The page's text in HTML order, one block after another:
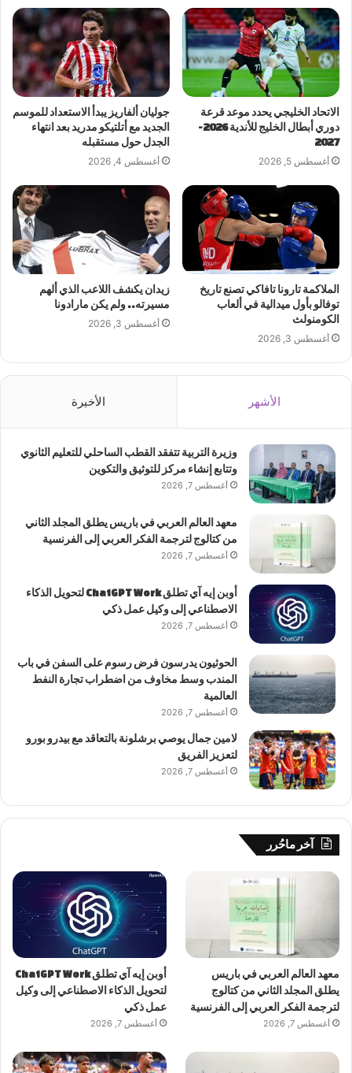
الاتحاد الخليجي يحدد موعد قرعة
دوري أبطال الخليج للأندية 2026-
2027
أغسطس 5, 2026
جوليان ألفاريز يبدأ الاستعداد للموسم
الجديد مع أتلتيكو مدريد بعد انتهاء
الجدل حول مستقبله
أغسطس 4, 2026
الملاكمة تارونا تافاكي تصنع تاريخ
توفالو بأول ميدالية في ألعاب
الكومنولث
أغسطس 3, 2026
زيدان يكشف اللاعب الذي ألهم
مسيرته.. ولم يكن مارادونا
أغسطس 3, 2026
الأشهر الأخيرة
وزيرة التربية تتفقد القطب الساحلي للتعليم الثانوي
وتتابع إنشاء مركز للتوثيق والتكوين
أغسطس 7, 2026
معهد العالم العربي في باريس يطلق المجلد الثاني
من كتالوج لترجمة الفكر العربي إلى الفرنسية
أغسطس 7, 2026
أوبن إيه آي تطلق ChatGPT Work لتحويل الذكاء
الاصطناعي إلى وكيل عمل ذكي
أغسطس 7, 2026
الحوثيون يدرسون فرض رسوم على السفن في باب
المندب وسط مخاوف من اضطراب تجارة النفط
العالمية
أغسطس 7, 2026
لامين جمال يوصي برشلونة بالتعاقد مع بيدرو بورو
لتعزيز الفريق
أغسطس 7, 2026
آخر ماحُرر
معهد العالم العربي في باريس
يطلق المجلد الثاني من كتالوج
لترجمة الفكر العربي إلى الفرنسية
أغسطس 7, 2026
أوبن إيه آي تطلق ChatGPT Work
لتحويل الذكاء الاصطناعي إلى وكيل
عمل ذكي
أغسطس 7, 2026